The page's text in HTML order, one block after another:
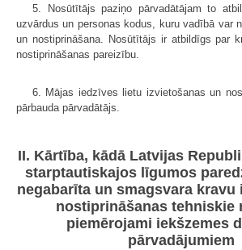
5. Nosūtītājs paziņo pārvadātājam to
uzvārdus un personas kodus, kuru vadībā var
un nostiprināšana. Nosūtītājs ir atbildīgs par
nostiprināšanas pareizību.
6. Mājas iedzīves lietu izvietošanas un
pārbauda pārvadātājs.
II. Kārtība, kādā Latvijas
starptautiskajos līgumos
negabarīta un smagsvara kravu
nostiprināšanas tehniskie
piemērojami iekšzemes
pārvadājumiem